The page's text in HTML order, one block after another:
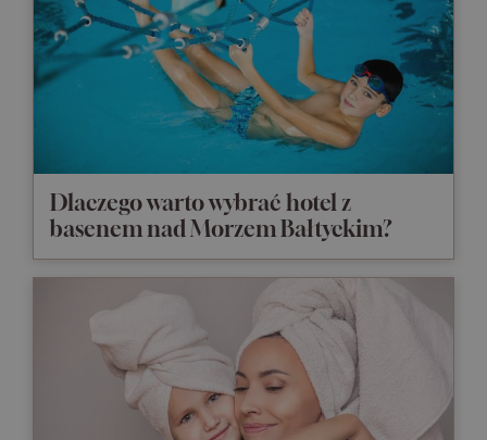
Dlaczego warto wybrać hotel z
basenem nad Morzem Bałtyckim?